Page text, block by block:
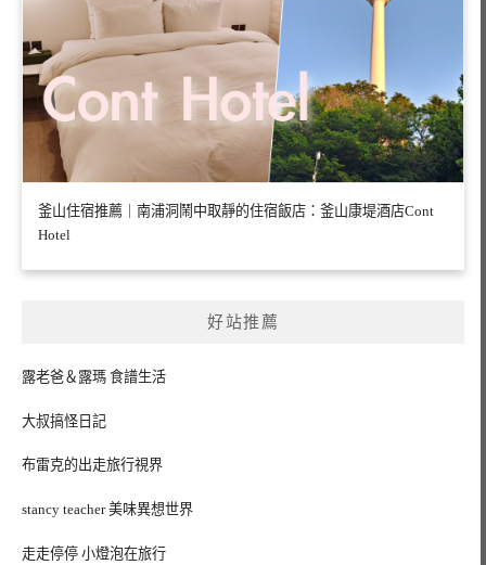
釜山住宿推薦｜南浦洞鬧中取靜的住宿飯店：釜山康堤酒店Cont
Hotel
好站推薦
露老爸＆露瑪 食譜生活
大叔搞怪日記
布雷克的出走旅行視界
stancy teacher 美味異想世界
走走停停 小燈泡在旅行